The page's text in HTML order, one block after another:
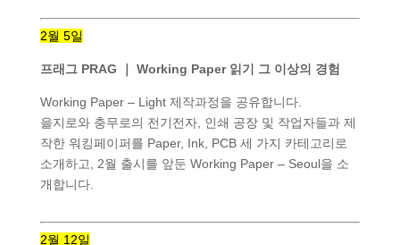
2월 5일
프래그 PRAG ｜ Working Paper 읽기 그 이상의 경험
Working Paper – Light 제작과정을 공유합니다.
을지로와 충무로의 전기전자, 인쇄 공장 및 작업자들과 제
작한 워킹페이퍼를 Paper, Ink, PCB 세 가지 카테고리로
소개하고, 2월 출시를 앞둔 Working Paper – Seoul을 소
개합니다.
2월 12일